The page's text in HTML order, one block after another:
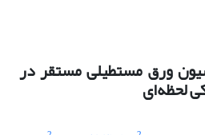
ورق مستطیلی مستقر در
لحظه‌ای